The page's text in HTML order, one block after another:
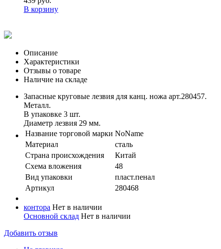
В корзину
Описание
Характеристики
Отзывы о товаре
Наличие на складе
Запасные круговые лезвия для канц. ножа арт.280457.
Металл.
В упаковке 3 шт.
Диаметр лезвия 29 мм.
Название торговой марки NoName
Материал
сталь
Страна происхождения
Китай
Схема вложения
48
Вид упаковки
пласт.пенал
Артикул
280468
контора Нет в наличии
Основной склад Нет в наличии
Добавить отзыв